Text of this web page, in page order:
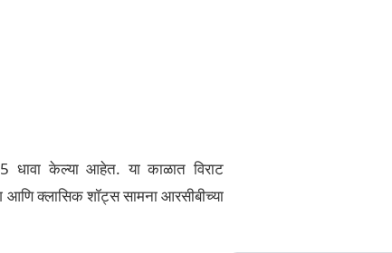
धावा केल्या आहेत. या काळात विराट
क्लासिक शॉट्स सामना आरसीबीच्या